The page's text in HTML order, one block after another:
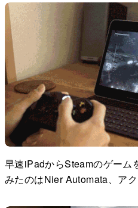
早速iPadからSteamのゲーム
みたのはNier Automata、アク